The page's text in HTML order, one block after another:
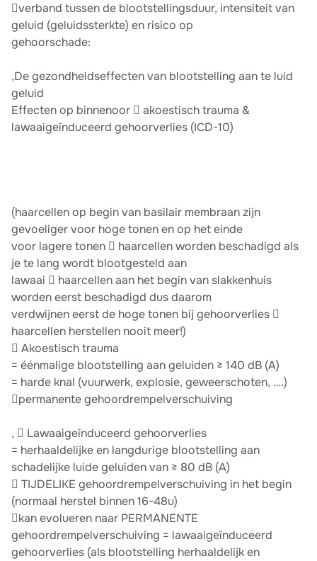
verband tussen de blootstellingsduur, intensiteit van
geluid (geluidssterkte) en risico op
gehoorschade:
,De gezondheidseffecten van blootstelling aan te luid
geluid
Effecten op binnenoor  akoestisch trauma &
lawaaigeïnduceerd gehoorverlies (ICD-10)
(haarcellen op begin van basilair membraan zijn
gevoeliger voor hoge tonen en op het einde
voor lagere tonen  haarcellen worden beschadigd als
je te lang wordt blootgesteld aan
lawaai  haarcellen aan het begin van slakkenhuis
worden eerst beschadigd dus daarom
verdwijnen eerst de hoge tonen bij gehoorverlies 
haarcellen herstellen nooit meer!)
 Akoestisch trauma
= éénmalige blootstelling aan geluiden ≥ 140 dB (A)
= harde knal (vuurwerk, explosie, geweerschoten, ….)
permanente gehoordrempelverschuiving
,  Lawaaigeïnduceerd gehoorverlies
= herhaaldelijke en langdurige blootstelling aan
schadelijke luide geluiden van ≥ 80 dB (A)
 TIJDELIKE gehoordrempelverschuiving in het begin
(normaal herstel binnen 16-48u)
kan evolueren naar PERMANENTE
gehoordrempelverschuiving = lawaaigeïnduceerd
gehoorverlies (als blootstelling herhaaldelijk en